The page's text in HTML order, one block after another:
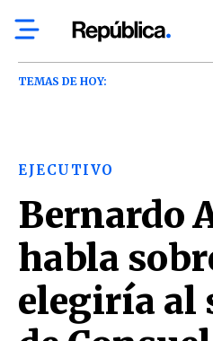
TEMAS DE HOY:
EJECUTIVO
Bernardo
habla
elegiría al